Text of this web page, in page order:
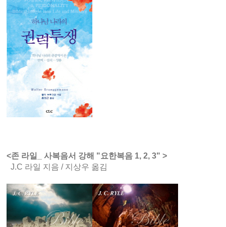
<존 라일_ 사복음서 강해 "요한복음 1, 2, 3" >
J.C 라일 지음 / 지상우 옮김